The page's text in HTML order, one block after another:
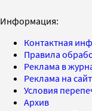
Информация:
Контактная
Правила
Реклама в
Реклама на
Условия
Архив